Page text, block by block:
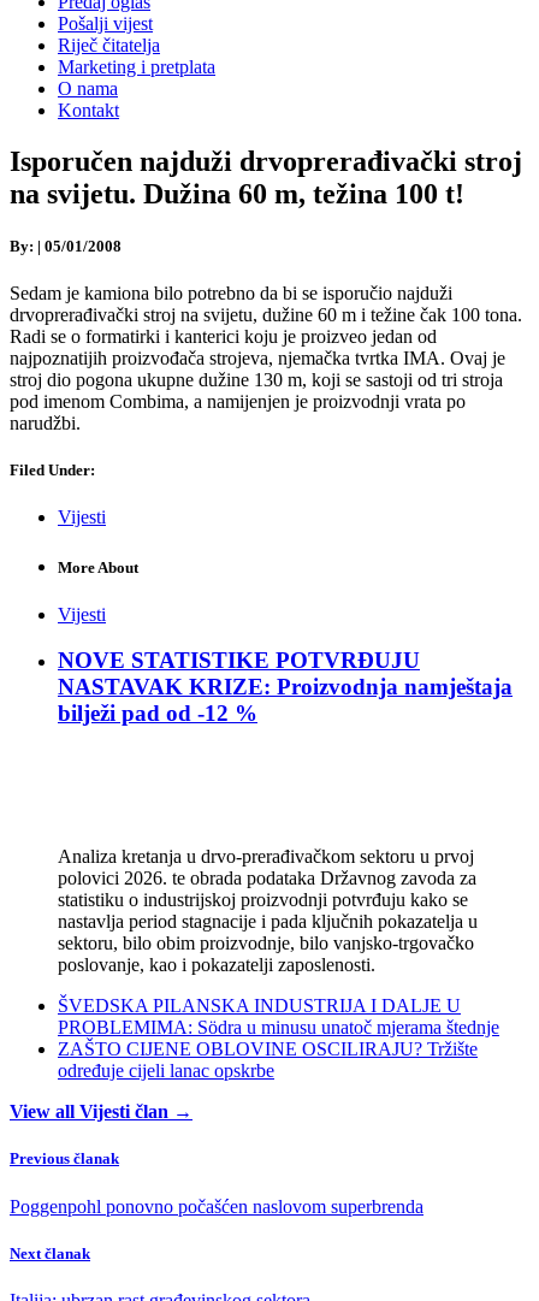
Pošalji vijest
Riječ čitatelja
Marketing i pretplata
O nama
Kontakt
Isporučen najduži drvoprerađivački stroj
na svijetu. Dužina 60 m, težina 100 t!
By: | 05/01/2008
Sedam je kamiona bilo potrebno da bi se isporučio najduži
drvoprerađivački stroj na svijetu, dužine 60 m i težine čak 100 tona.
Radi se o formatirki i kanterici koju je proizveo jedan od
najpoznatijih proizvođača strojeva, njemačka tvrtka IMA. Ovaj je
stroj dio pogona ukupne dužine 130 m, koji se sastoji od tri stroja
pod imenom Combima, a namijenjen je proizvodnji vrata po
narudžbi.
Filed Under:
Vijesti
More About
Vijesti
NOVE STATISTIKE POTVRĐUJU
NASTAVAK KRIZE: Proizvodnja namještaja
bilježi pad od -12 %
Analiza kretanja u drvo-prerađivačkom sektoru u prvoj
polovici 2026. te obrada podataka Državnog zavoda za
statistiku o industrijskoj proizvodnji potvrđuju kako se
nastavlja period stagnacije i pada ključnih pokazatelja u
sektoru, bilo obim proizvodnje, bilo vanjsko-trgovačko
poslovanje, kao i pokazatelji zaposlenosti.
ŠVEDSKA PILANSKA INDUSTRIJA I DALJE U
PROBLEMIMA: Södra u minusu unatoč mjerama štednje
ZAŠTO CIJENE OBLOVINE OSCILIRAJU? Tržište
određuje cijeli lanac opskrbe
View all Vijesti član →
Previous članak
Poggenpohl ponovno počašćen naslovom superbrenda
Next članak